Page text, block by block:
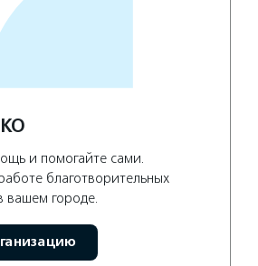
и помогайте сами.
благотворительных
вашем городе.